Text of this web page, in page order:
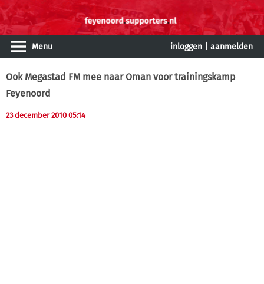
Menu inloggen aanmelden
Ook Megastad FM mee naar Oman voor trainingskamp
Feyenoord
23 december 2010 05:14